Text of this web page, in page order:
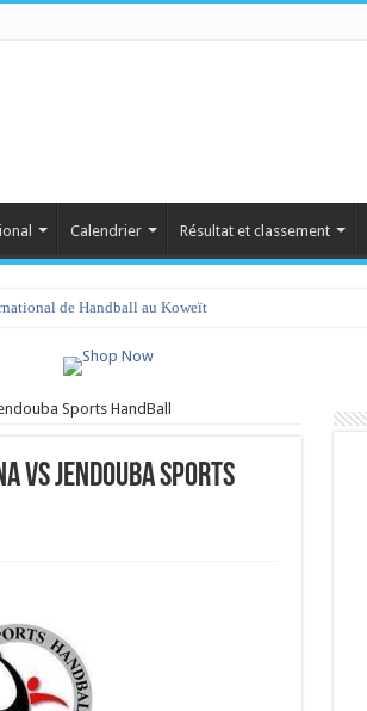
Calendrier Résultat et classement
de Handball au Koweït
Sports HandBall
vs Jendouba Sports